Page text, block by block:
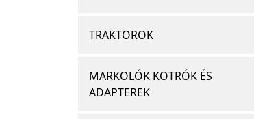
TRAKTOROK
MARKOLÓK KOTRÓK ÉS
ADAPTEREK